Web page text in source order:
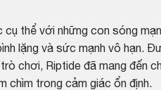
thể với những con sóng
lặng và sức mạnh vô hạn.
chơi, Riptide đã mang đến
chìm trong cảm giác ổn định.